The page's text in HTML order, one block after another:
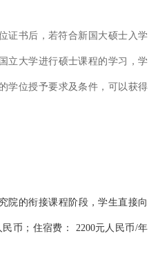
证书后，若符合新国大硕士入学
立大学进行硕士课程的学习，学
学位授予要求及条件，可以获得
院的衔接课程阶段，学生直接向
民币 ； 住宿费： 2200元人民币/年